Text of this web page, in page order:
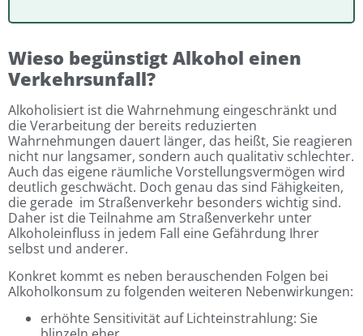
Wieso begünstigt Alkohol einen
Verkehrsunfall?
Alkoholisiert ist die Wahrnehmung eingeschränkt und
die Verarbeitung der bereits reduzierten
Wahrnehmungen dauert länger, das heißt, Sie reagieren
nicht nur langsamer, sondern auch qualitativ schlechter.
Auch das eigene räumliche Vorstellungsvermögen wird
deutlich geschwächt. Doch genau das sind Fähigkeiten,
die gerade im Straßenverkehr besonders wichtig sind.
Daher ist die Teilnahme am Straßenverkehr unter
Alkoholeinfluss in jedem Fall eine Gefährdung Ihrer
selbst und anderer.
Konkret kommt es neben berauschenden Folgen bei
Alkoholkonsum zu folgenden weiteren Nebenwirkungen:
erhöhte Sensitivität auf Lichteinstrahlung: Sie